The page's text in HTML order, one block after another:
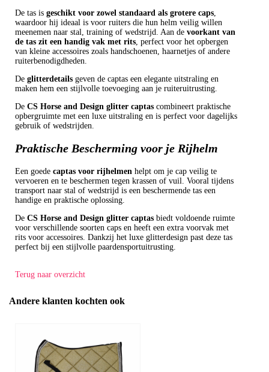
De tas is geschikt voor zowel standaard als grotere caps
waardoor hij ideaal is voor ruiters die hun helm veilig willen
meenemen naar stal, training of wedstrijd. Aan de voorkant van
de tas zit een handig vak met rits , perfect voor het opbergen
van kleine accessoires zoals handschoenen, haarnetjes of andere
ruiterbenodigdheden.
De glitterdetails geven de captas een elegante uitstraling en
maken hem een stijlvolle toevoeging aan je ruiteruitrusting.
De CS Horse and Design glitter captas combineert praktische
opbergruimte met een luxe uitstraling en is perfect voor dagelijks
gebruik of wedstrijden.
Praktische Bescherming voor je Rijhelm
Een goede captas voor rijhelmen helpt om je cap veilig te
vervoeren en te beschermen tegen krassen of vuil. Vooral tijdens
transport naar stal of wedstrijd is een beschermende tas een
handige en praktische oplossing.
De CS Horse and Design glitter captas biedt voldoende ruimte
voor verschillende soorten caps en heeft een extra voorvak met
rits voor accessoires. Dankzij het luxe glitterdesign past deze tas
perfect bij een stijlvolle paardensportuitrusting.
Terug naar overzicht
Andere klanten kochten ook